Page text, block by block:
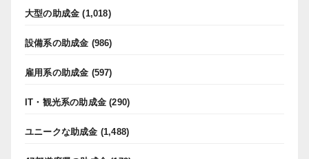
大型の助成金 (1,018)
設備系の助成金 (986)
雇用系の助成金 (597)
IT・観光系の助成金 (290)
ユニークな助成金 (1,488)